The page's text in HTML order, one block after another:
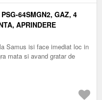
64SMGN2, GAZ, 4
APRINDERE
(NEGRU)
Samus isi face imediat loc in
mata si avand gratar de